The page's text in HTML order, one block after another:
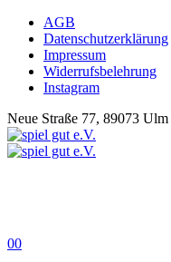
AGB
Datenschutzerklärung
Impressum
Widerrufsbelehrung
Instagram
Neue Straße 77, 89073 Ulm
00